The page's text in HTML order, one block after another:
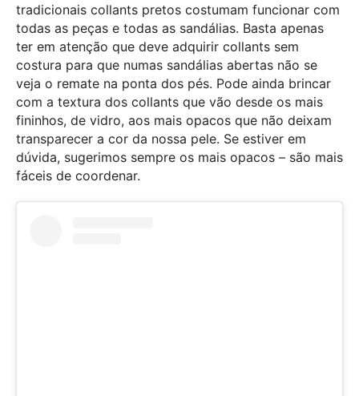
tradicionais collants pretos costumam funcionar com
todas as peças e todas as sandálias. Basta apenas
ter em atenção que deve adquirir collants sem
costura para que numas sandálias abertas não se
veja o remate na ponta dos pés. Pode ainda brincar
com a textura dos collants que vão desde os mais
fininhos, de vidro, aos mais opacos que não deixam
transparecer a cor da nossa pele. Se estiver em
dúvida, sugerimos sempre os mais opacos – são mais
fáceis de coordenar.